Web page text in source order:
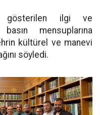
gösterilen ilgi ve
mensuplarına
kültürel ve manevi
söyledi.